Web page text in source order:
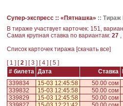
Супер-экспресс :: «Пятнашка» ::
В тираже участвует карточек: 151,
Самая крупная ставка по вариантам: 27
Cписок карточек тиража [скачать все]
[1 ] [2 ] [3 ] [4 ] [5 ]
# билета Дата Ставка
339834
15-03 12:45:58 50.00 сом
339832
15-03 12:45:58 50.00 сом
339829
15-03 12:45:58 50.00 сом